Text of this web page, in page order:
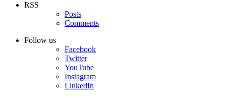
RSS
Posts
Comments
Follow us
Facebook
Twitter
YouTube
Instagram
LinkedIn